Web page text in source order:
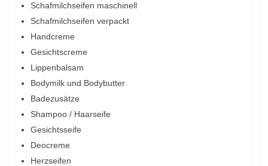
Merkzettel
Warenkorb
Schafmilchseifen maschinell
Schafmilchseifen verpackt
Handcreme
Gesichtscreme
Lippenbalsam
Bodymilk und Bodybutter
Badezusätze
Shampoo / Haarseife
Gesichtsseife
Deocreme
Herzseifen